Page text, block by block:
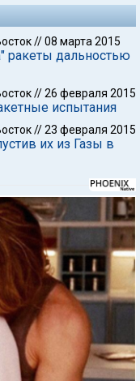
//08 марта 2015
ракеты дальностью
//26 февраля 2015
испытания
//23 февраля 2015
их из Газы в